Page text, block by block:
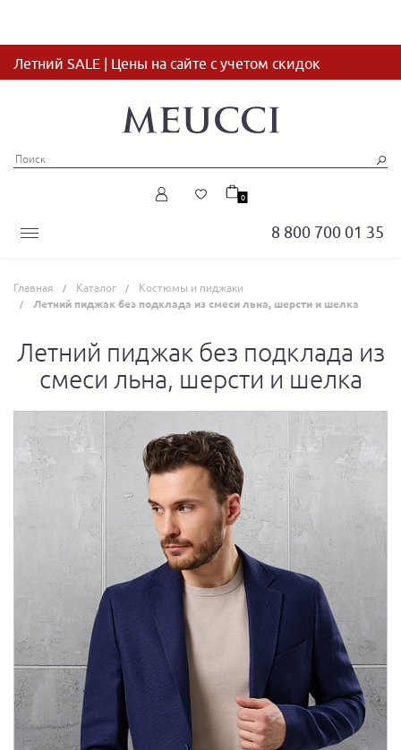
Летний SALE | Цены на сайте с учетом скидок
8 800 700 01 35
0
Главная Каталог Костюмы и пиджаки
Летний пиджак без подклада из смеси льна, шерсти и шелка
Летний пиджак без подклада из
смеси льна, шерсти и шелка